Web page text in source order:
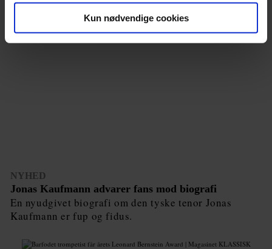
Kun nødvendige cookies
NYHED
Jonas Kaufmann advarer fans mod biografi
En nyudgivet biografi om den tyske tenor Jonas
Kaufmann er fup og fidus.